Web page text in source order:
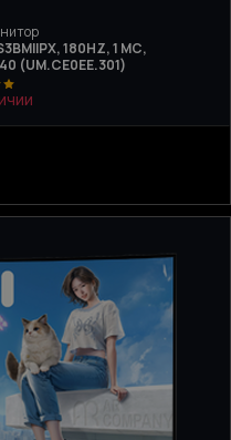
180HZ, 1 МС,
(UM.CE0EE.301)